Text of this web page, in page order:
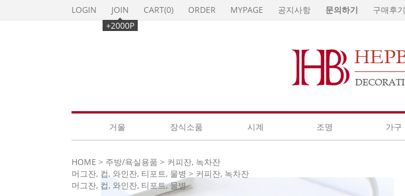
LOGIN
JOIN
+2000P
CART(0) ORDER MYPAGE 공지사항 문의하기 구매후기
거울 장식소품 시계 조명 가구
HOME > 주방/욕실용품 > 커피잔, 녹차잔
머그잔, 컵, 와인잔, 티포트, 물병 > 커피잔, 녹차잔
머그잔, 컵, 와인잔, 티포트, 물병